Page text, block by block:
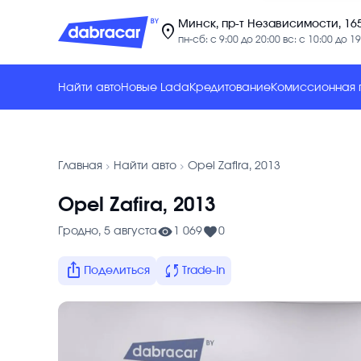
location_on Минск, пр-т Независимости,
пн-сб: с 9:00 до 20:00 вс: с 10:00 до
Найти автоНовые Lada КредитованиеКомиссионная
Главная chevron_forward Найти авто chevron_forward Opel Zafira, 2013
Opel Zafira, 2013
Гродно, 5 августа 1 069 0
ios_share Поделиться sync Trade-In